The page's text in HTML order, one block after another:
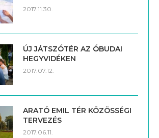
2017.11.30.
ÚJ JÁTSZÓTÉR AZ ÓBUDAI
HEGYVIDÉKEN
2017.07.12.
ARATÓ EMIL TÉR KÖZÖSSÉGI
TERVEZÉS
2017.06.11.